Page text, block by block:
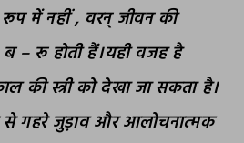
रूप में नहीं , वरन् जीवन की
– रू होती हैं।यही वजह है
की स्त्री को देखा जा सकता है।
गहरे जुड़ाव और आलोचनात्मक